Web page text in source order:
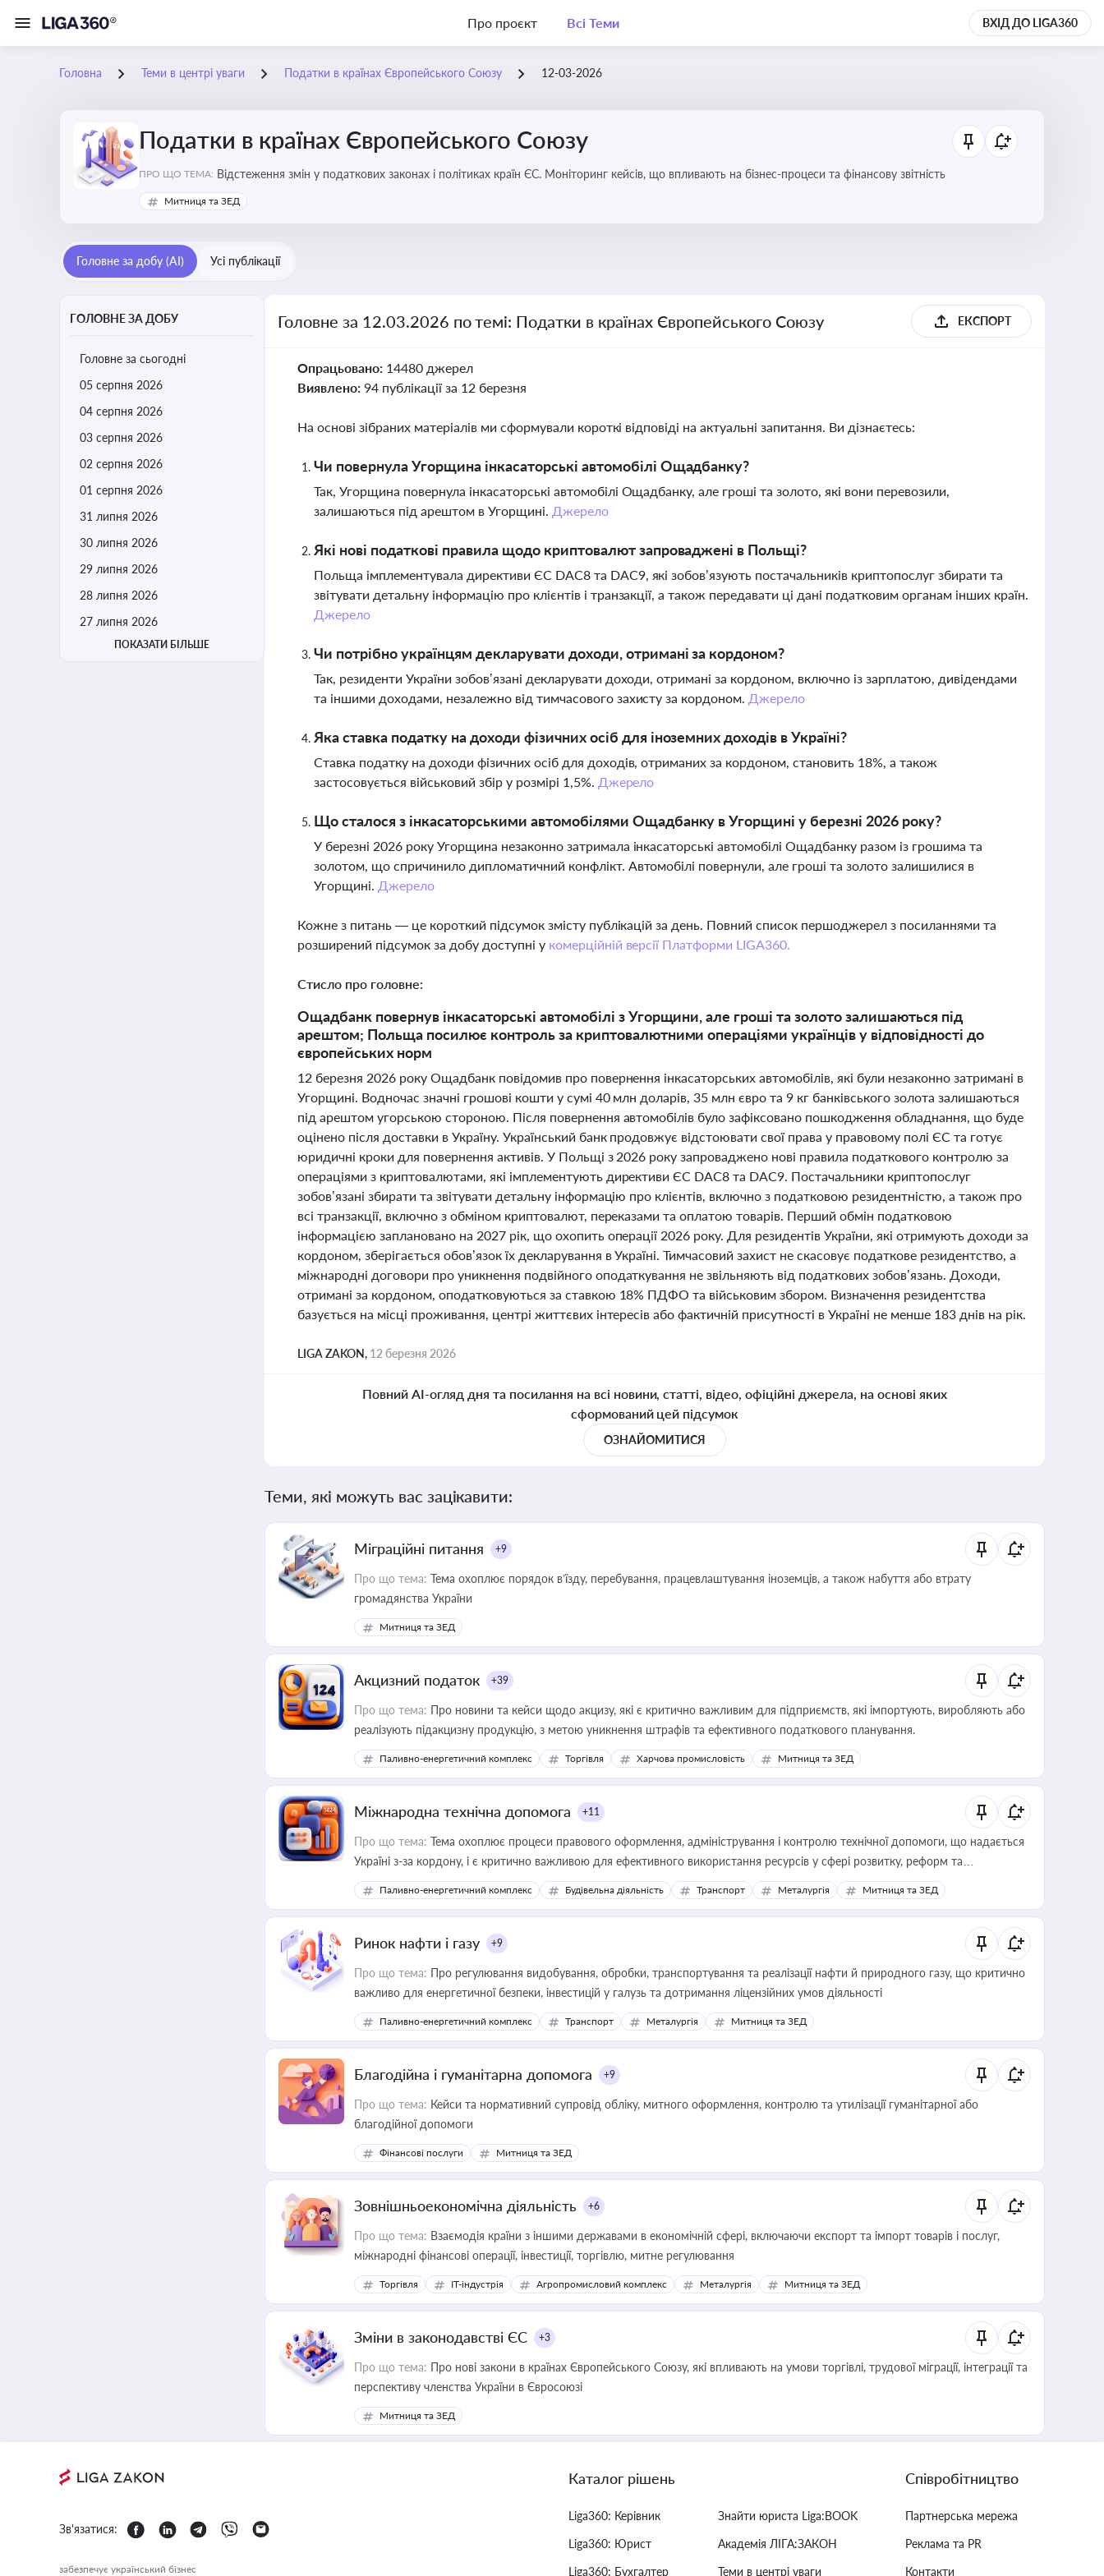
Про проєкт Всі Теми ВХІД ДО LIGA360
Головна Теми в центрі уваги Податки в країнах Європейського Союзу 12-03-2026
Податки в країнах Європейського Союзу
ПРО ЩО ТЕМА: Відстеження змін у податкових законах і політиках країн ЄС. Моніторинг кейсів, що впливають на бізнес-процеси та фінансову звітність
Митниця та ЗЕД
Головне за добу (AI) Усі публікації
ГОЛОВНЕ ЗА ДОБУ
Головне за сьогодні
05 серпня 2026
04 серпня 2026
03 серпня 2026
02 серпня 2026
01 серпня 2026
31 липня 2026
30 липня 2026
29 липня 2026
28 липня 2026
27 липня 2026
ПОКАЗАТИ БІЛЬШЕ
Головне за 12.03.2026 по темі: Податки в країнах Європейського Союзу ЕКСПОРТ
Опрацьовано: 14480 джерел
Виявлено: 94 публікації за 12 березня
На основі зібраних матеріалів ми сформували короткі відповіді на актуальні запитання. Ви дізнаєтесь:
Чи повернула Угорщина інкасаторські автомобілі Ощадбанку?
Так, Угорщина повернула інкасаторські автомобілі Ощадбанку, але гроші та золото, які вони перевозили,
залишаються під арештом в Угорщині. Джерело
Які нові податкові правила щодо криптовалют запроваджені в Польщі?
Польща імплементувала директиви ЄС DAC8 та DAC9, які зобов’язують постачальників криптопослуг збирати та
звітувати детальну інформацію про клієнтів і транзакції, а також передавати ці дані податковим органам інших країн.
Джерело
Чи потрібно українцям декларувати доходи, отримані за кордоном?
Так, резиденти України зобов’язані декларувати доходи, отримані за кордоном, включно із зарплатою, дивідендами
та іншими доходами, незалежно від тимчасового захисту за кордоном. Джерело
Яка ставка податку на доходи фізичних осіб для іноземних доходів в Україні?
Ставка податку на доходи фізичних осіб для доходів, отриманих за кордоном, становить 18%, а також
застосовується військовий збір у розмірі 1,5%. Джерело
Що сталося з інкасаторськими автомобілями Ощадбанку в Угорщині у березні 2026 року?
У березні 2026 року Угорщина незаконно затримала інкасаторські автомобілі Ощадбанку разом із грошима та
золотом, що спричинило дипломатичний конфлікт. Автомобілі повернули, але гроші та золото залишилися в
Угорщині. Джерело
Кожне з питань — це короткий підсумок змісту публікацій за день. Повний список першоджерел з посиланнями та
розширений підсумок за добу доступні у комерційній версії Платформи LIGA360.
Стисло про головне:
Ощадбанк повернув інкасаторські автомобілі з Угорщини, але гроші та золото залишаються під
арештом; Польща посилює контроль за криптовалютними операціями українців у відповідності до
європейських норм
12 березня 2026 року Ощадбанк повідомив про повернення інкасаторських автомобілів, які були незаконно затримані в
Угорщині. Водночас значні грошові кошти у сумі 40 млн доларів, 35 млн євро та 9 кг банківського золота залишаються
під арештом угорською стороною. Після повернення автомобілів було зафіксовано пошкодження обладнання, що буде
оцінено після доставки в Україну. Український банк продовжує відстоювати свої права у правовому полі ЄС та готує
юридичні кроки для повернення активів. У Польщі з 2026 року запроваджено нові правила податкового контролю за
операціями з криптовалютами, які імплементують директиви ЄС DAC8 та DAC9. Постачальники криптопослуг
зобов’язані збирати та звітувати детальну інформацію про клієнтів, включно з податковою резидентністю, а також про
всі транзакції, включно з обміном криптовалют, переказами та оплатою товарів. Перший обмін податковою
інформацією заплановано на 2027 рік, що охопить операції 2026 року. Для резидентів України, які отримують доходи за
кордоном, зберігається обов’язок їх декларування в Україні. Тимчасовий захист не скасовує податкове резидентство, а
міжнародні договори про уникнення подвійного оподаткування не звільняють від податкових зобов’язань. Доходи,
отримані за кордоном, оподатковуються за ставкою 18% ПДФО та військовим збором. Визначення резидентства
базується на місці проживання, центрі життєвих інтересів або фактичній присутності в Україні не менше 183 днів на рік.
LIGA ZAKON, 12 березня 2026
Повний AI-огляд дня та посилання на всі новини, статті, відео, офіційні джерела, на основі яких
сформований цей підсумок
ОЗНАЙОМИТИСЯ
Теми, які можуть вас зацікавити:
Міграційні питання +9
Про що тема: Тема охоплює порядок в’їзду, перебування, працевлаштування іноземців, а також набуття або втрату
громадянства України
Митниця та ЗЕД
Акцизний податок +39
Про що тема: Про новини та кейси щодо акцизу, які є критично важливим для підприємств, які імпортують, виробляють або
реалізують підакцизну продукцію, з метою уникнення штрафів та ефективного податкового планування.
Паливно-енергетичний комплекс Торгівля Харчова промисловість Митниця та ЗЕД
Міжнародна технічна допомога +11
Про що тема: Тема охоплює процеси правового оформлення, адміністрування і контролю технічної допомоги, що надається
Україні з-за кордону, і є критично важливою для ефективного використання ресурсів у сфері розвитку, реформ та
інфраструктурних проєктів
Паливно-енергетичний комплекс Будівельна діяльність Транспорт Металургія Митниця та ЗЕД
Ринок нафти і газу +9
Про що тема: Про регулювання видобування, обробки, транспортування та реалізації нафти й природного газу, що критично
важливо для енергетичної безпеки, інвестицій у галузь та дотримання ліцензійних умов діяльності
Паливно-енергетичний комплекс Транспорт Металургія Митниця та ЗЕД
Благодійна і гуманітарна допомога +9
Про що тема: Кейси та нормативний супровід обліку, митного оформлення, контролю та утилізації гуманітарної або
благодійної допомоги
Фінансові послуги Митниця та ЗЕД
Зовнішньоекономічна діяльність +6
Про що тема: Взаємодія країни з іншими державами в економічній сфері, включаючи експорт та імпорт товарів і послуг,
міжнародні фінансові операції, інвестиції, торгівлю, митне регулювання
Торгівля IT-індустрія Агропромисловий комплекс Металургія Митниця та ЗЕД
Зміни в законодавстві ЄС +3
Про що тема: Про нові закони в країнах Європейського Союзу, які впливають на умови торгівлі, трудової міграції, інтеграції та
перспективу членства України в Євросоюзі
Митниця та ЗЕД
Зв'язатися:
забезпечує український бізнес
Каталог рішень
Liga360: Керівник
Liga360: Юрист
Liga360: Бухгалтер
Знайти юриста Liga:BOOK
Академія ЛІГА:ЗАКОН
Теми в центрі уваги
Співробітництво
Партнерська мережа
Реклама та PR
Контакти